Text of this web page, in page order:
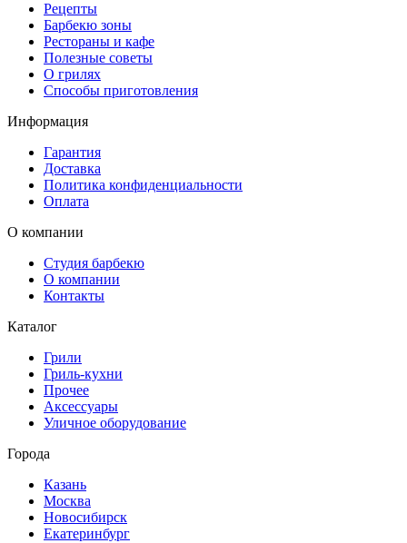
Рецепты
Барбекю зоны
Рестораны и кафе
Полезные советы
О грилях
Способы приготовления
Информация
Гарантия
Доставка
Политика конфиденциальности
Оплата
О компании
Студия барбекю
О компании
Контакты
Каталог
Грили
Гриль-кухни
Прочее
Аксессуары
Уличное оборудование
Города
Казань
Москва
Новосибирск
Екатеринбург